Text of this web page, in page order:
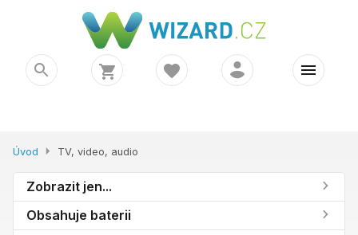
Úvod TV, video, audio
Zobrazit jen...
Obsahuje baterii